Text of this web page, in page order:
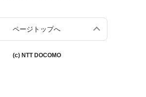
ページトップへ
(c) NTT DOCOMO